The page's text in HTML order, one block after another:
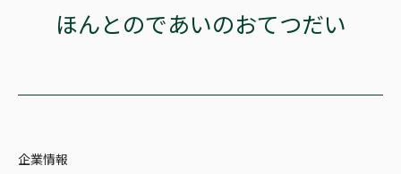
ほんとのであいのおてつだい
企業情報